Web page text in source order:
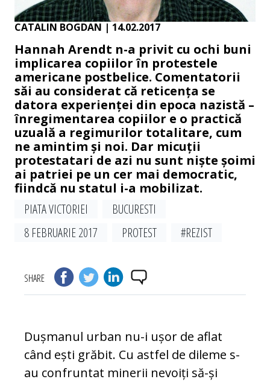
CATALIN BOGDAN | 14.02.2017
Hannah Arendt n-a privit cu ochi buni
implicarea copiilor în protestele
americane postbelice. Comentatorii
săi au considerat că reticența se
datora experienței din epoca nazistă –
înregimentarea copiilor e o practică
uzuală a regimurilor totalitare, cum
ne amintim și noi. Dar micuții
protestatari de azi nu sunt niște șoimi
ai patriei pe un cer mai democratic,
fiindcă nu statul i-a mobilizat.
PIATA VICTORIEI
BUCURESTI
8 FEBRUARIE 2017
PROTEST #REZIST
SHARE
Dușmanul urban nu-i ușor de aflat
când ești grăbit. Cu astfel de dileme s-
au con­fruntat minerii nevoiți să-și